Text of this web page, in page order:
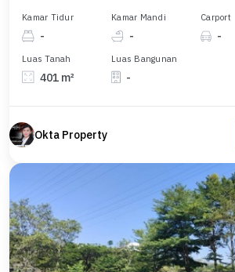
Kamar Tidur
-
Kamar Mandi
-
Carport
-
Luas Tanah
401 m²
Luas Bangunan
-
Okta Property